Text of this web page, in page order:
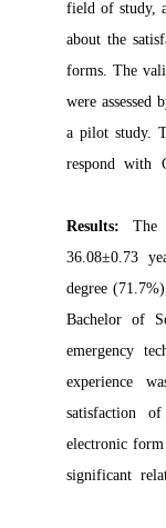
field of
about the
forms. The
were
a pilot
respond
Results:The
36.08±0.73
degree
Bachelor of
emergency
experience
electronic
significant